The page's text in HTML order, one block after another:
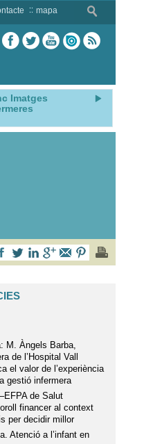
mapa
Imatges
M. Àngels Barba,
de l’Hospital Vall
el valor de l’experiència
gestió infermera
de Salut
financer al context
per decidir millor
Atenció a l’infant en